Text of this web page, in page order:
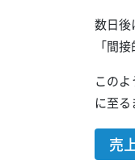
数日後
「間
この
に至
売